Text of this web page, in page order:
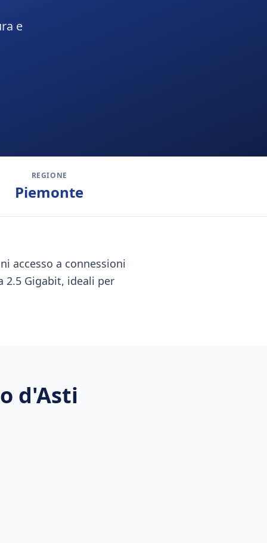
e
REGIONE
Piemonte
accesso a connessioni
2.5 Gigabit, ideali per
d'Asti